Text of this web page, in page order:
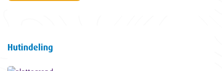
Hutindeling